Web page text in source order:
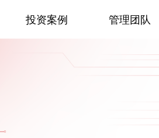
投资案例 管理团队